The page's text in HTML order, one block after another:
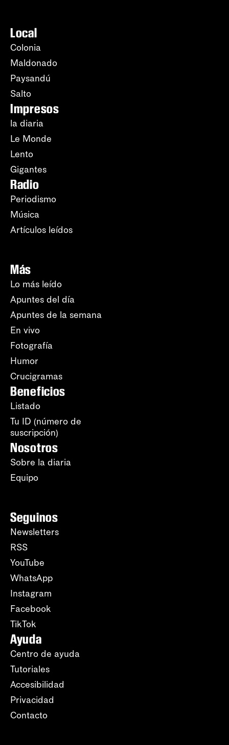
Local
Colonia
Maldonado
Paysandú
Salto
Impresos
la diaria
Le Monde
Lento
Gigantes
Radio
Periodismo
Música
Artículos leídos
Más
Lo más leído
Apuntes del día
Apuntes de la semana
En vivo
Fotografía
Humor
Crucigramas
Beneficios
Listado
Tu ID (número de
suscripción)
Nosotros
Sobre la diaria
Equipo
Seguinos
Newsletters
RSS
YouTube
WhatsApp
Instagram
Facebook
TikTok
Ayuda
Centro de ayuda
Tutoriales
Accesibilidad
Privacidad
Contacto